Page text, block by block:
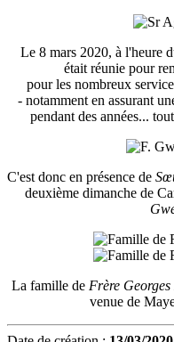
Le 8 mars 2020, à l'heure
était réunie pour
pour les nombreux
- notamment en assurant
pendant des années...
C'est donc en présence de
deuxième dimanche de
La famille de Frère
venue de